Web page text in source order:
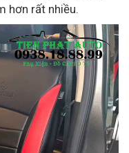
hơn rất nhiều.